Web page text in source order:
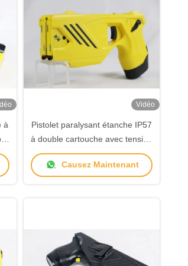
à
Vidéo
Pistolet paralysant étanche IP57
à double cartouche avec tension
de sortie de 55 ± 5KV pour
l'application de la loi tactique
Causez Maintenant